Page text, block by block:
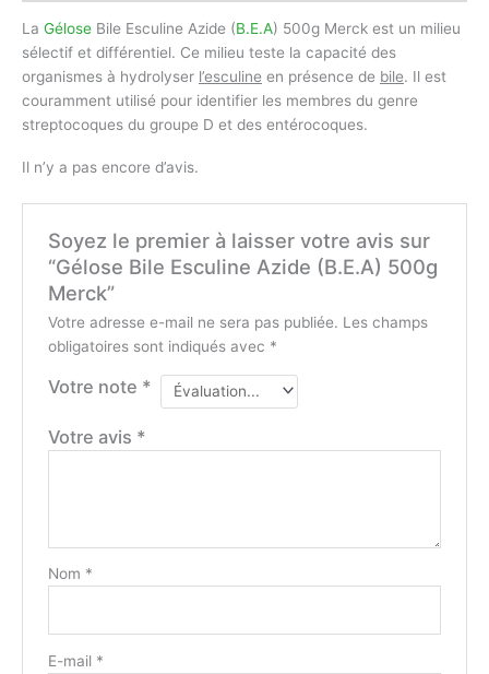
La Gélose Bile Esculine Azide (B.E.A) 500g Merck est un milieu
sélectif et différentiel. Ce milieu teste la capacité des
organismes à hydrolyser l’esculine en présence de bile. Il est
couramment utilisé pour identifier les membres du genre
streptocoques du groupe D et des entérocoques.
Il n’y a pas encore d’avis.
Soyez le premier à laisser votre avis sur
“Gélose Bile Esculine Azide (B.E.A) 500g
Merck”
Votre adresse e-mail ne sera pas publiée. Les champs
obligatoires sont indiqués avec *
Votre note *
Votre avis *
Nom *
E-mail *